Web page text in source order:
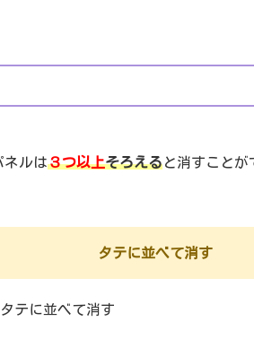
ネルは３つ以上そろえると消すことが
タテに並べて消す